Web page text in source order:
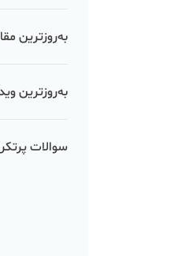
به‌روزترین
به‌روزترین
سوالات